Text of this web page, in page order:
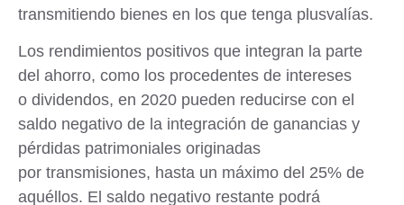
transmitiendo bienes en los que tenga plusvalías.
Los rendimientos positivos que integran la parte
del ahorro, como los procedentes de intereses
o dividendos, en 2020 pueden reducirse con el
saldo negativo de la integración de ganancias y
pérdidas patrimoniales originadas
por transmisiones, hasta un máximo del 25% de
aquéllos. El saldo negativo restante podrá